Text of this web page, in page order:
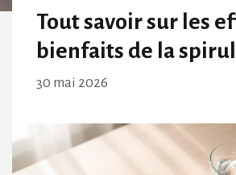
Tout savoir sur les
bienfaits de la
30 mai 2026